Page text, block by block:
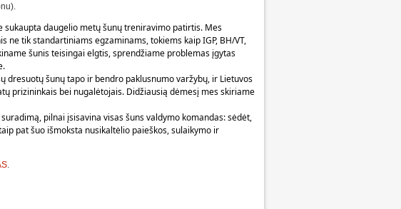
sukaupta daugelio metų šunų treniravimo patirtis. Mes
ne tik standartiniams egzaminams, tokiems kaip IGP, BH/VT,
šunis teisingai elgtis, sprendžiame problemas įgytas
dresuotų šunų tapo ir bendro paklusnumo varžybų, ir Lietuvos
prizininkais bei nugalėtojais. Didžiausią dėmesį mes skiriame
pilnai įsisavina visas šuns valdymo komandas: sėdėt,
pat šuo išmoksta nusikaltėlio paieškos, sulaikymo ir
.